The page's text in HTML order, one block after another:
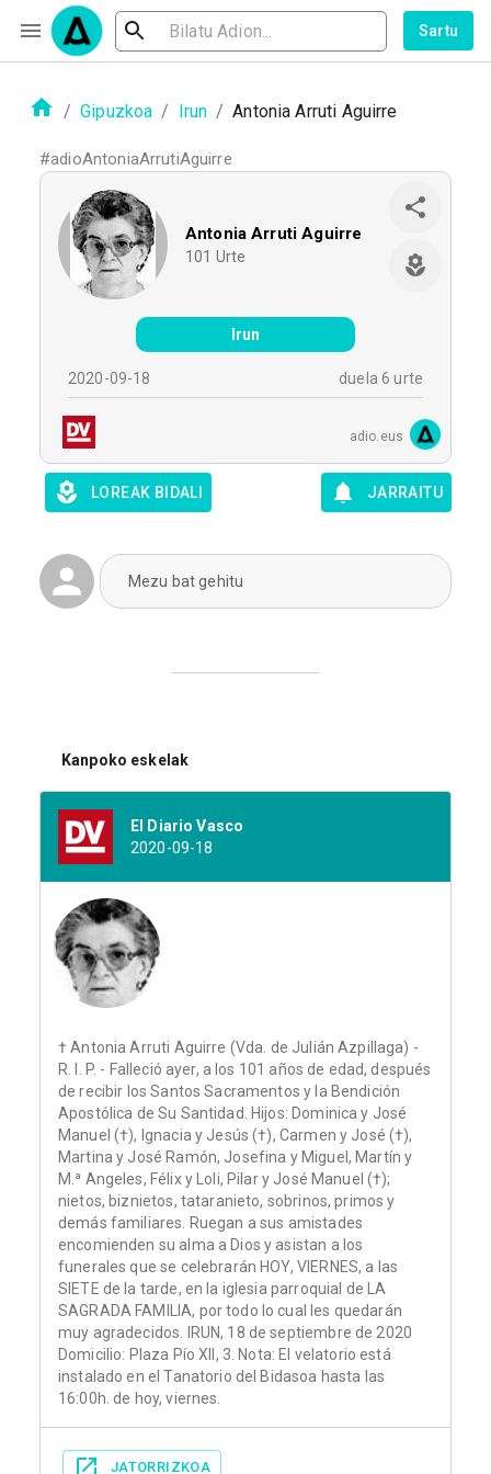
Sartu
/ Gipuzkoa / Irun / Antonia Arruti Aguirre
#adioAntoniaArrutiAguirre
Antonia Arruti Aguirre
101 Urte
Irun
2020-09-18 duela 6 urte
adio.eus
LOREAK BIDALI JARRAITU
Mezu bat gehitu
Kanpoko eskelak
El Diario Vasco
2020-09-18
† Antonia Arruti Aguirre (Vda. de Julián Azpillaga) -
R. I. P. - Falleció ayer, a los 101 años de edad, después
de recibir los Santos Sacramentos y la Bendición
Apostólica de Su Santidad. Hijos: Dominica y José
Manuel (†), Ignacia y Jesús (†), Carmen y José (†),
Martina y José Ramón, Josefina y Miguel, Martín y
M.ª Angeles, Félix y Loli, Pilar y José Manuel (†);
nietos, biznietos, tataranieto, sobrinos, primos y
demás familiares. Ruegan a sus amistades
encomienden su alma a Dios y asistan a los
funerales que se celebrarán HOY, VIERNES, a las
SIETE de la tarde, en la iglesia parroquial de LA
SAGRADA FAMILIA, por todo lo cual les quedarán
muy agradecidos. IRUN, 18 de septiembre de 2020
Domicilio: Plaza Pío XII, 3. Nota: El velatorio está
instalado en el Tanatorio del Bidasoa hasta las
16:00h. de hoy, viernes.
JATORRIZKOA